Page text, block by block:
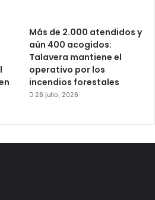
Más de 2.000 atendidos y
aún 400 acogidos:
Talavera mantiene el
operativo por los
incendios forestales
28 julio, 2026